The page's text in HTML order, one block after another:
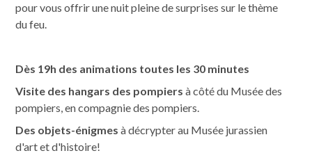
pour vous offrir une nuit pleine de surprises sur le thème
du feu.
Dès 19h des animations toutes les 30 minutes
Visite des hangars des pompiersà côté du Musée des
pompiers, en compagnie des pompiers.
Des objets-énigmesà décrypter au Musée jurassien
d'art et d'histoire!